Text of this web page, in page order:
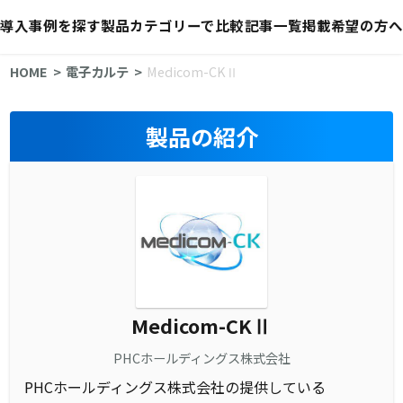
導入事例を探す製品カテゴリーで比較記事一覧掲載希望の方へ
HOME 電子カルテ Medicom-CKⅡ
製品の紹介
Medicom-CKⅡ
PHCホールディングス株式会社
PHCホールディングス株式会社の提供している